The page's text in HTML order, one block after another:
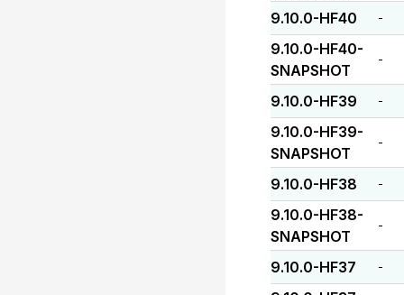
9.10.0-HF40 -
9.10.0-HF40-
SNAPSHOT
-
9.10.0-HF39 -
9.10.0-HF39-
SNAPSHOT
-
9.10.0-HF38 -
9.10.0-HF38-
SNAPSHOT
-
9.10.0-HF37 -